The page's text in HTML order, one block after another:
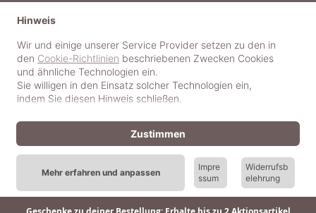
© 2018-2025 dekoster GmbH
Hinweis
Wir und einige unserer Service Provider setzen zu den in
den Cookie-Richtlinien beschriebenen Zwecken Cookies
und ähnliche Technologien ein.
Sie willigen in den Einsatz solcher Technologien ein,
indem Sie diesen Hinweis schließen.
Mehr erfahren und anpassen
Impre
ssum
Widerrufsb
elehrung
Zustimmen